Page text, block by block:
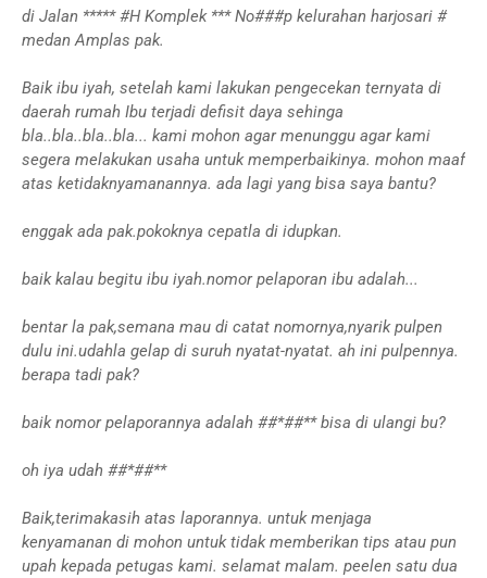
di Jalan ***** #H Komplek *** No###p kelurahan harjosari #
medan Amplas pak.
Baik ibu iyah, setelah kami lakukan pengecekan ternyata di
daerah rumah Ibu terjadi defisit daya sehinga
bla..bla..bla..bla... kami mohon agar menunggu agar kami
segera melakukan usaha untuk memperbaikinya. mohon maaf
atas ketidaknyamanannya. ada lagi yang bisa saya bantu?
enggak ada pak.pokoknya cepatla di idupkan.
baik kalau begitu ibu iyah.nomor pelaporan ibu adalah...
bentar la pak,semana mau di catat nomornya,nyarik pulpen
dulu ini.udahla gelap di suruh nyatat-nyatat. ah ini pulpennya.
berapa tadi pak?
baik nomor pelaporannya adalah ##*##** bisa di ulangi bu?
oh iya udah ##*##**
Baik,terimakasih atas laporannya. untuk menjaga
kenyamanan di mohon untuk tidak memberikan tips atau pun
upah kepada petugas kami. selamat malam. peelen satu dua